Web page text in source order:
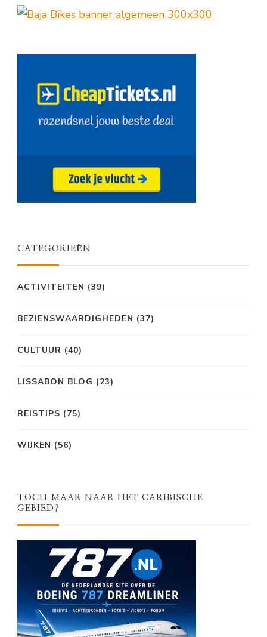
CATEGORIEËN
ACTIVITEITEN (39)
BEZIENSWAARDIGHEDEN (37)
CULTUUR (40)
LISSABON BLOG (23)
REISTIPS (75)
WIJKEN (56)
TOCH MAAR NAAR HET CARIBISCHE
GEBIED?